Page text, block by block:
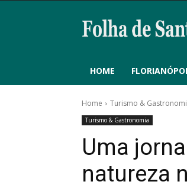
HOME
Home Turismo &
Turismo & Gastronomia
Uma
natureza